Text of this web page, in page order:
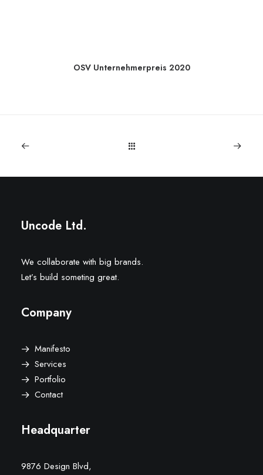
OSV Unternehmerpreis 2020
Uncode Ltd.
We collaborate with big brands.
Let’s build someting great.
Company
Manifesto
Services
Portfolio
Contact
Headquarter
9876 Design Blvd,